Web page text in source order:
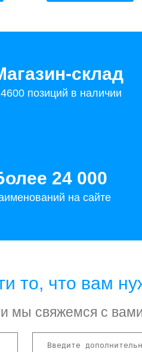
склад
позиций в наличии
24 000
на сайте
то, что вам
мы свяжемся с